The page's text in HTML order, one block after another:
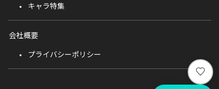
い
い
キャラ特集
会社概要
プライバシーポリシー